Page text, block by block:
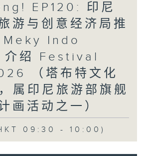
EP120: 印尼
游与创意经济局推
Meky Indo
介绍 Festival
（塔布特文化
属印尼旅游部旗舰
画活动之一）
09:30 - 10:00)